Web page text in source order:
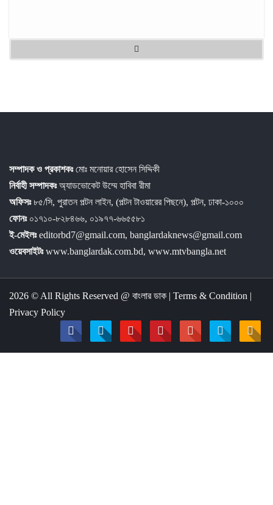
সম্পাদক ও প্রকাশকঃমোঃ মনোয়ার হোসেন সিদ্দিকী
নির্বাহী সম্পাদকঃঅ্যাডভোকেট উম্মে হাবিবা রীমা
অফিসঃ৮৫/সি, পুরাতন পল্টন লাইন, (পল্টন টাওয়ারের পিছনে), পল্টন, ঢাকা-১০০০
ফোনঃ ০১৭১০-৮২৮৪৬৬, ০১৯৭৭-৬৬৫৫৮১
ই-মেইলঃeditorbd7@gmail.com, banglardaknews@gmail.com
ওয়েবসাইটঃwww.banglardak.com.bd, www.mtvbangla.net
2026 © All Rights Reserved @ বাংলার ডাক | Terms & Condition |
Privacy Policy